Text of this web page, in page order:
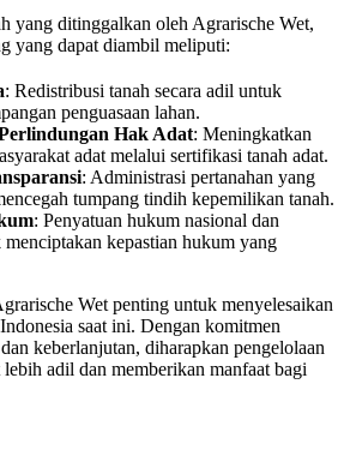
yang ditinggalkan oleh Agrarische Wet,
yang dapat diambil meliputi:
: Redistribusi tanah secara adil untuk
penguasaan lahan.
Hak Adat: Meningkatkan
adat melalui sertifikasi tanah adat.
: Administrasi pertanahan yang
tumpang tindih kepemilikan tanah.
: Penyatuan hukum nasional dan
kepastian hukum yang
Wet penting untuk menyelesaikan
saat ini. Dengan komitmen
keberlanjutan, diharapkan pengelolaan
adil dan memberikan manfaat bagi